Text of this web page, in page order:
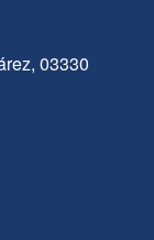
03330